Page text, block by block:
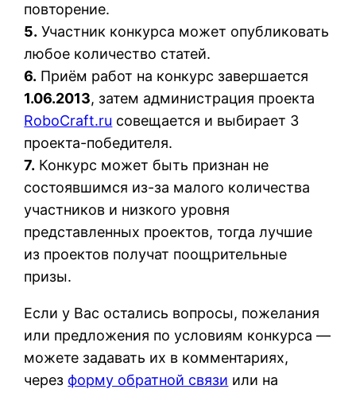
повторение.
5. Участник конкурса может опубликовать
любое количество статей.
6. Приём работ на конкурс завершается
1.06.2013, затем администрация проекта
RoboCraft.ru совещается и выбирает 3
проекта-победителя.
7. Конкурс может быть признан не
состоявшимся из-за малого количества
участников и низкого уровня
представленных проектов, тогда лучшие
из проектов получат поощрительные
призы.
Если у Вас остались вопросы, пожелания
или предложения по условиям конкурса —
можете задавать их в комментариях,
через форму обратной связи или на